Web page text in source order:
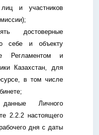
и участников
достоверные
себе и объекту
Регламентом и
Казахстан, для
в том числе
Личного
2.2.2 настоящего
дня с даты